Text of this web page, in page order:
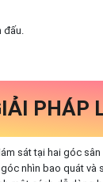
đấu.
PHÁP
sát tại hai góc
nhìn bao quát